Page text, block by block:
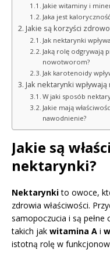
Jakie witaminy i
Jaka jest
Jakie są korzyści
Jak nektarynki
Jaką rolę odgrywają
nowotworom?
Jak karotenoidy
Jak nektarynki
W jaki sposób
Jakie mają
nawodnienie?
Jakie są
nektarynki?
Nektarynkito owoce,
zdrowia właściwości.
samopoczucia i są pełne
takich jak witamina A i
istotną rolę w